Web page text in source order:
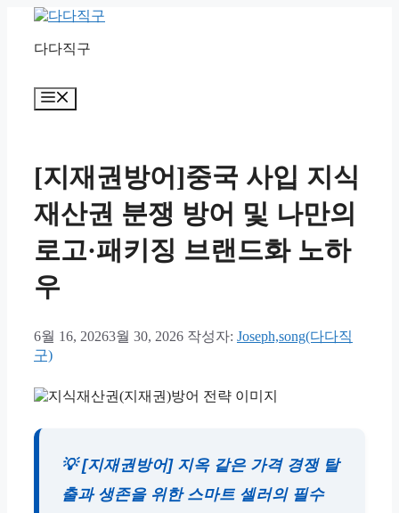
다다직구
[지재권방어]중국 사입 지식
재산권 분쟁 방어 및 나만의
로고·패키징 브랜드화 노하
우
6월 16, 20263월 30, 2026 작성자: Joseph,song(다다직
구)
💡 [지재권방어] 지옥 같은 가격 경쟁 탈
출과 생존을 위한 스마트 셀러의 필수